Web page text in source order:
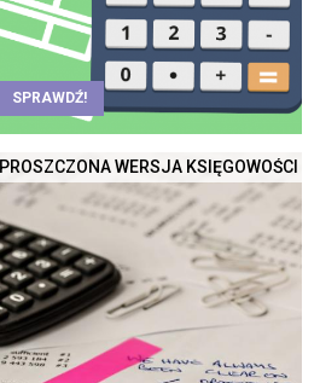
SPRAWDŹ!
WERSJA KSIĘGOWOŚCI